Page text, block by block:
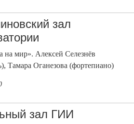
зал
на мир». Алексей Селезнёв
Тамара Оганезова (фортепиано)
зал ГИИ